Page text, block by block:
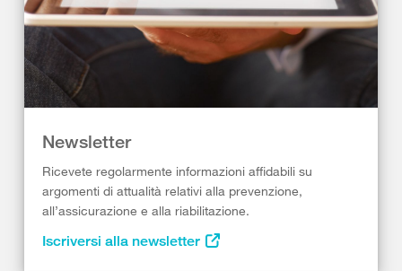
Newsletter
Ricevete regolarmente informazioni affidabili su
argomenti di attualità relativi alla prevenzione,
all’assicurazione e alla riabilitazione.
Iscriversi alla newsletter